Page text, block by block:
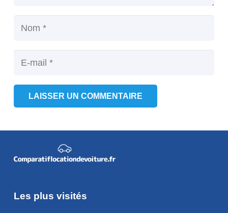
LAISSER UN COMMENTAIRE
Les plus visités